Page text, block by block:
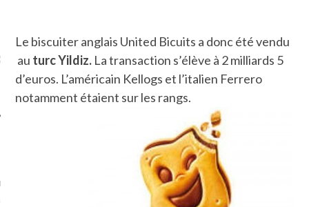
MES DERNIERS
SUR FACEBOOK
Le biscuiter anglais United Bicuits a donc été vendu
au turc Yildiz. La transaction s’élève à 2 milliards 5
d’euros. L’américain Kellogs et l’italien Ferrero
notamment étaient sur les rangs.